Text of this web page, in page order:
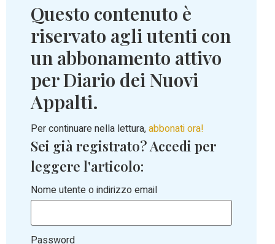
Questo contenuto è
riservato agli utenti con
un abbonamento attivo
per Diario dei Nuovi
Appalti.
Per continuare nella lettura,abbonati ora!
Sei già registrato? Accedi per
leggere l'articolo:
Nome utente o indirizzo email
Password